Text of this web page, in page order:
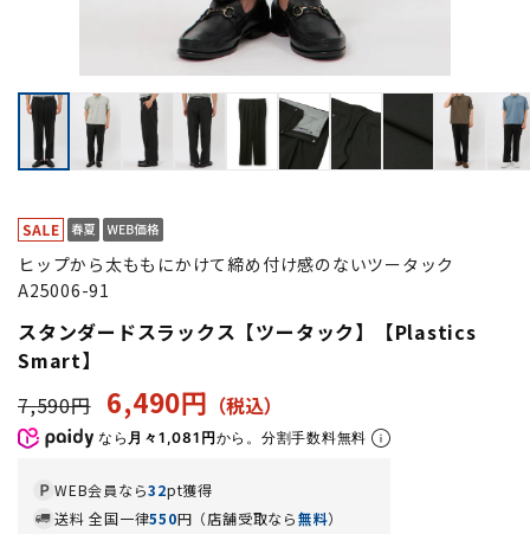
ヒップから太ももにかけて締め付け感のないツータック
A25006-91
スタンダードスラックス【ツータック】【Plastics
Smart】
7,590円 6,490円
なら 月々1,081円から。分割手数料無料
WEB会員なら32pt獲得
送料 全国一律550円（店舗受取なら無料）